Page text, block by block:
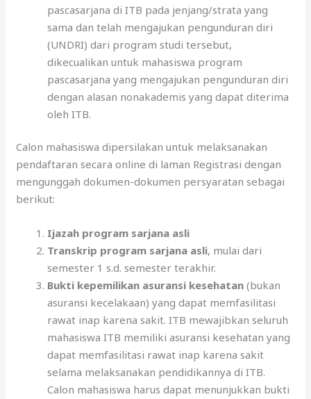
pascasarjana di ITB pada jenjang/strata yang
sama dan telah mengajukan pengunduran diri
(UNDRI) dari program studi tersebut,
dikecualikan untuk mahasiswa program
pascasarjana yang mengajukan pengunduran diri
dengan alasan nonakademis yang dapat diterima
oleh ITB.
Calon mahasiswa dipersilakan untuk melaksanakan
pendaftaran secara online di laman Registrasi dengan
mengunggah dokumen-dokumen persyaratan sebagai
berikut:
Ijazah program sarjana asli
Transkrip program sarjana asli, mulai dari
semester 1 s.d. semester terakhir.
Bukti kepemilikan asuransi kesehatan(bukan
asuransi kecelakaan) yang dapat memfasilitasi
rawat inap karena sakit. ITB mewajibkan seluruh
mahasiswa ITB memiliki asuransi kesehatan yang
dapat memfasilitasi rawat inap karena sakit
selama melaksanakan pendidikannya di ITB.
Calon mahasiswa harus dapat menunjukkan bukti